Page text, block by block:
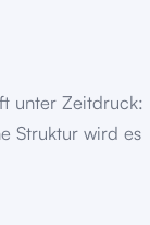
unter Zeitdruck:
Struktur wird es